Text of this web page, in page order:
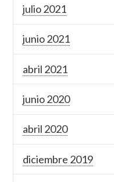
julio 2021
junio 2021
abril 2021
junio 2020
abril 2020
diciembre 2019